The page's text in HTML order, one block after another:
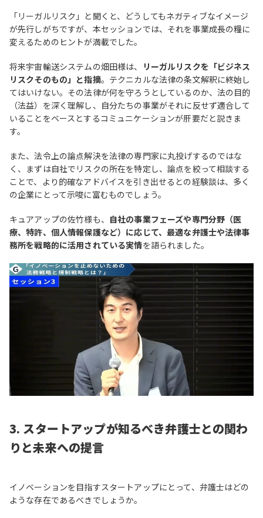
「リーガルリスク」と聞くと、どうしてもネガティブなイメージ
が先行しがちですが、本セッションでは、それを事業成長の糧に
変えるためのヒントが満載でした。
将来宇宙輸送システムの畑田様は、
リーガルリスクを「ビジネス
リスクそのもの」と指摘。テクニカルな法律の条文解釈に終始し
てはいけない。その法律が何を守ろうとしているのか、法の目的
（法益）を深く理解し、自分たちの事業がそれに反せず適合して
いることをベースとするコミュニケーションが肝要だと説きま
す。
また、法令上の論点解決を法律の専門家に丸投げするのではな
く、まずは自社でリスクの所在を特定し、論点を絞って相談する
ことで、より的確なアドバイスを引き出せるとの経験談は、多く
の企業にとって示唆に富むものでしょう。
キュアアップの佐竹様も、 自社の事業フェーズや専門分野（医
療、特許、個人情報保護など）に応じて、最適な弁護士や法律事
務所を戦略的に活用されている実情を語られました。
3. スタートアップが知るべき弁護士との関わ
りと未来への提言
イノベーションを目指すスタートアップにとって、弁護士はどの
ような存在であるべきでしょうか。